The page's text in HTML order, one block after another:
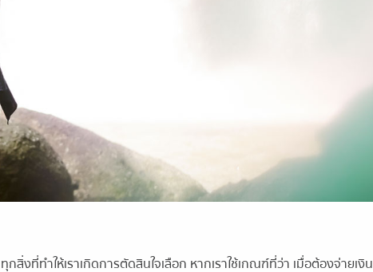
สิ่งที่ทำให้เราเกิดการตัดสินใจเลือก หากเราใช้เกณฑ์ที่ว่า เมื่อต้องจ่ายเงิน